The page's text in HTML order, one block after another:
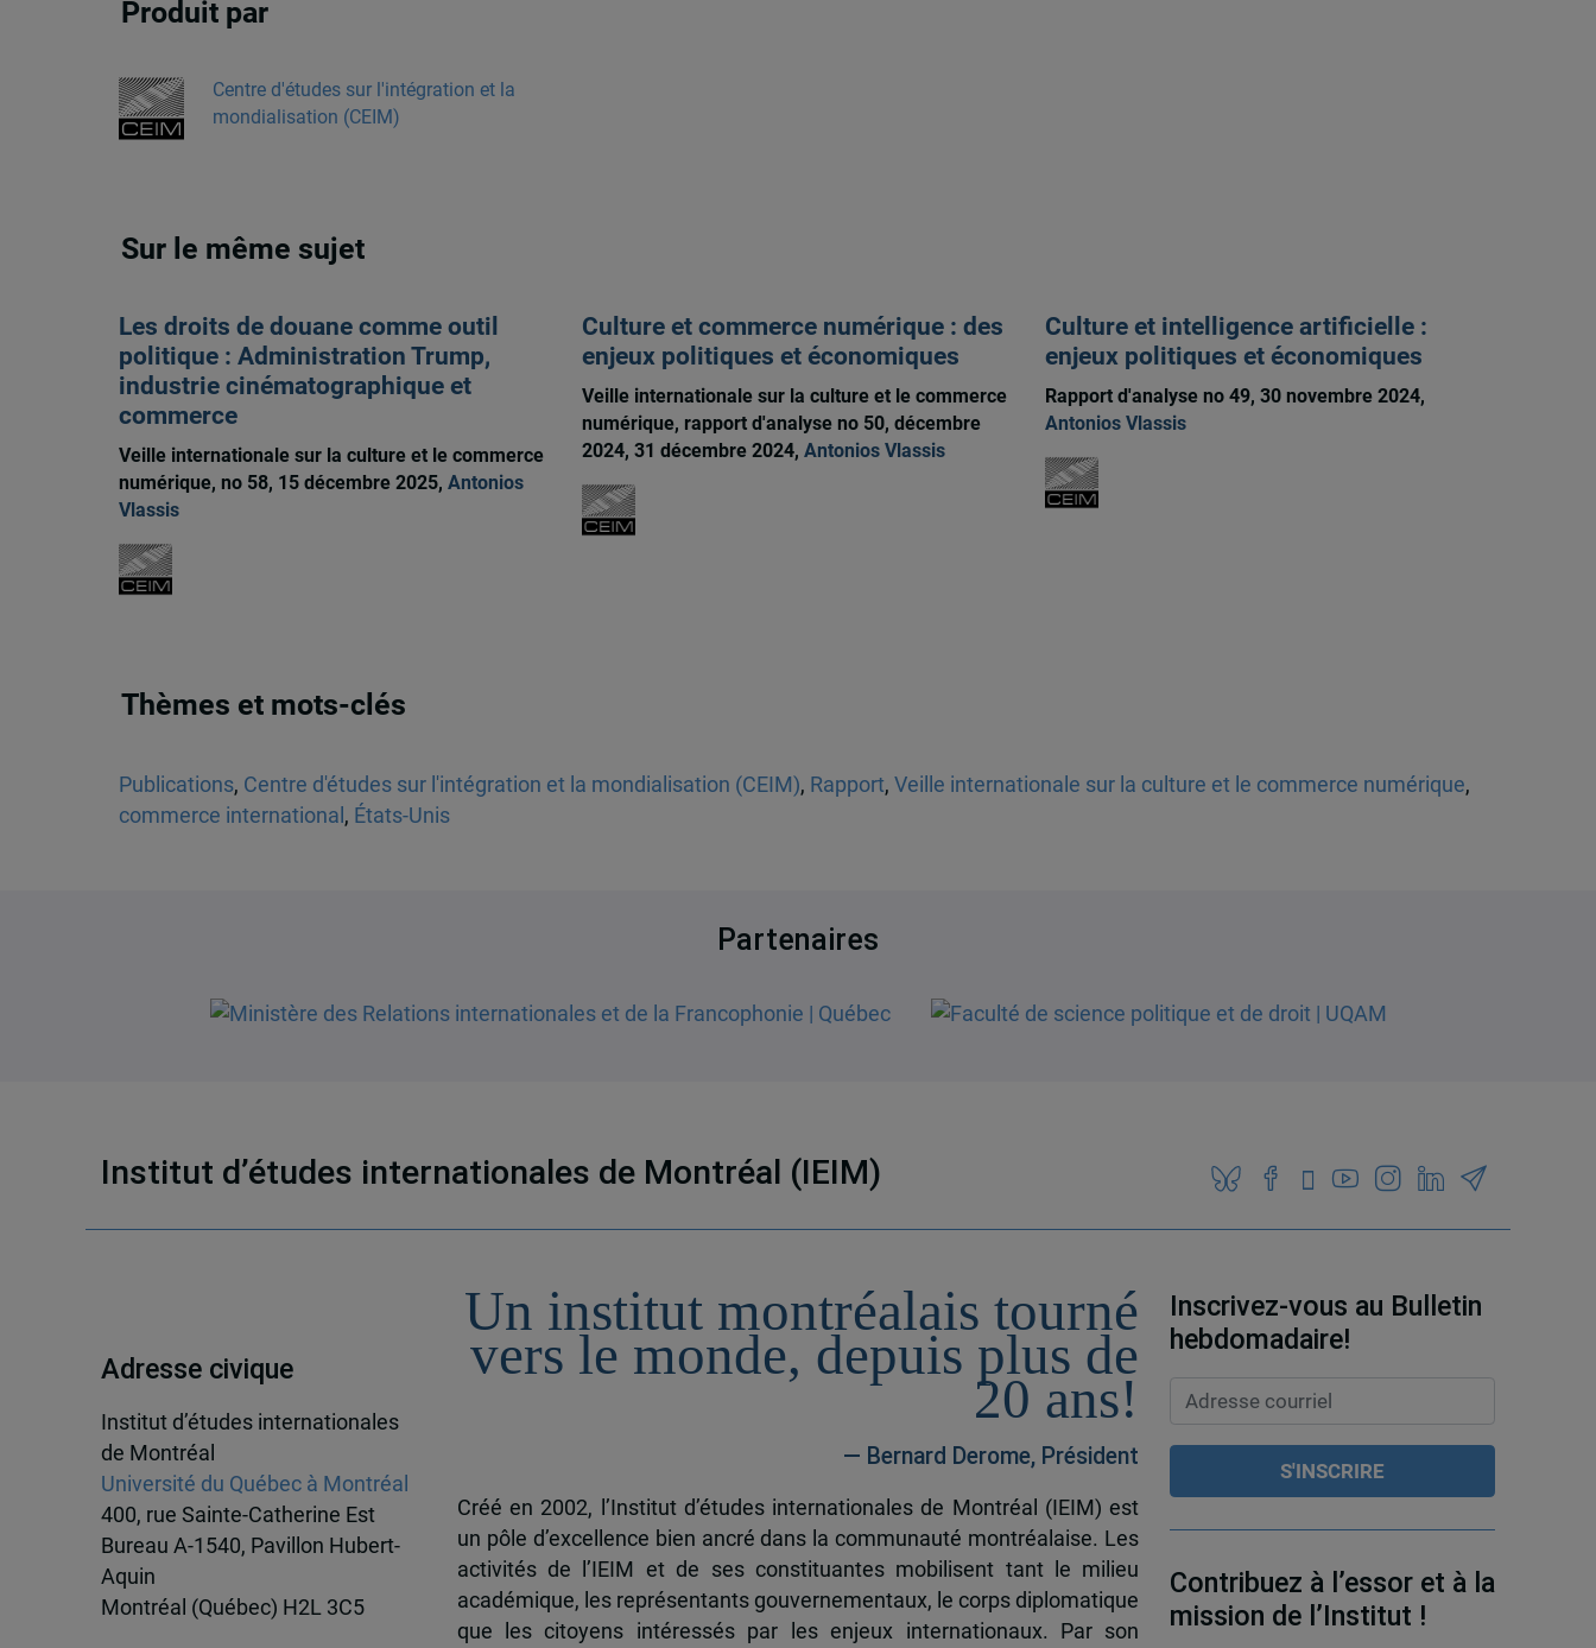
Produit par
Centre d'études sur l'intégration et la
mondialisation (CEIM)
Sur le même sujet
Les droits de douane comme outil
politique : Administration Trump,
industrie cinématographique et
commerce
Veille internationale sur la culture et le commerce
numérique, no 58, 15 décembre 2025, Antonios
Vlassis
Culture et commerce numérique : des
enjeux politiques et économiques
Veille internationale sur la culture et le commerce
numérique, rapport d'analyse no 50, décembre
2024, 31 décembre 2024, Antonios Vlassis
Culture et intelligence artificielle :
enjeux politiques et économiques
Rapport d'analyse no 49, 30 novembre 2024,
Antonios Vlassis
Thèmes et mots-clés
Publications, Centre d'études sur l'intégration et la mondialisation (CEIM), Rapport, Veille internationale sur la culture et le commerce numérique,
commerce international , États-Unis
Partenaires
Institut d’études internationales de Montréal (IEIM)
Adresse civique
Institut d’études internationales
de Montréal
Université du Québec à Montréal
400, rue Sainte-Catherine Est
Bureau A-1540, Pavillon Hubert-
Aquin
Montréal (Québec) H2L 3C5
Un institut montréalais tourné
vers le monde, depuis plus de
20 ans!
— Bernard Derome, Président
Créé en 2002, l’Institut d’études internationales de Montréal (IEIM) est
un pôle d’excellence bien ancré dans la communauté montréalaise. Les
activités de l’IEIM et de ses constituantes mobilisent tant le milieu
académique, les représentants gouvernementaux, le corps diplomatique
que les citoyens intéressés par les enjeux internationaux. Par son
Inscrivez-vous au Bulletin
hebdomadaire!
Contribuez à l’essor et à la
mission de l’Institut !